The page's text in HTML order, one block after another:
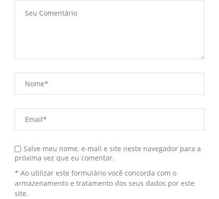
Salve meu nome, e-mail e site neste navegador para a
próxima vez que eu comentar.
* Ao utilizar este formulário você concorda com o
armazenamento e tratamento dos seus dados por este
site.